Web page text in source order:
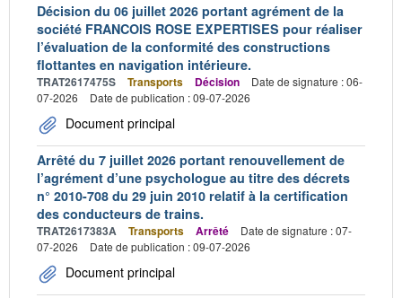
Décision du 06 juillet 2026 portant agrément de la
société FRANCOIS ROSE EXPERTISES pour réaliser
l’évaluation de la conformité des constructions
flottantes en navigation intérieure.
TRAT2617475S Transports Décision
Date de signature : 06-
07-2026
Date de publication : 09-07-2026
Document principal
Arrêté du 7 juillet 2026 portant renouvellement de
l’agrément d’une psychologue au titre des décrets
n° 2010-708 du 29 juin 2010 relatif à la certification
des conducteurs de trains.
TRAT2617383A Transports Arrêté
Date de signature : 07-
07-2026
Date de publication : 09-07-2026
Document principal